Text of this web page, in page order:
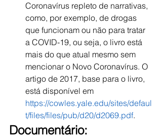
Coronavírus repleto de narrativas,
como, por exemplo, de drogas
que funcionam ou não para tratar
a COVID-19, ou seja, o livro está
mais do que atual mesmo sem
mencionar o Novo Coronavírus. O
artigo de 2017, base para o livro,
está disponível em
https://cowles.yale.edu/sites/defaul
t/files/files/pub/d20/d2069.pdf.
Documentário: